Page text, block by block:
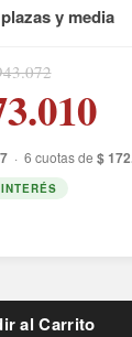
y media
· 6 cuotas de $
al Carrito